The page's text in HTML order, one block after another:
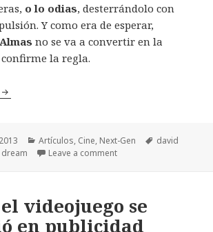
o lo odias, desterrándolo con
Y como era de esperar,
no se va a convertir en la
la regla.
Review Beyond: Dos Almas
Categorías
Artículos, Cine, Next-Gen Etiquetas
david
Leave a comment
videojuego se
en publicidad